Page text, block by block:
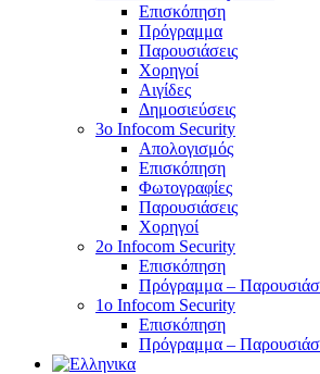
Επισκόπηση
Πρόγραμμα
Παρουσιάσεις
Χορηγοί
Αιγίδες
Δημοσιεύσεις
3o Infocom Security
Απολογισμός
Επισκόπηση
Φωτογραφίες
Παρουσιάσεις
Χορηγοί
2o Infocom Security
Επισκόπηση
Πρόγραμμα –
1ο Infocom Security
Επισκόπηση
Πρόγραμμα –